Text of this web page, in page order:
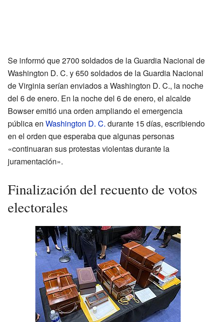
Se informó que 2700 soldados de la Guardia Nacional de
Washington D. C. y 650 soldados de la Guardia Nacional
de Virginia serían enviados a Washington D. C., la noche
del 6 de enero. En la noche del 6 de enero, el alcalde
Bowser emitió una orden ampliando el emergencia
pública en Washington D. C. durante 15 días, escribiendo
en el orden que esperaba que algunas personas
«continuaran sus protestas violentas durante la
juramentación».
Finalización del recuento de votos
electorales